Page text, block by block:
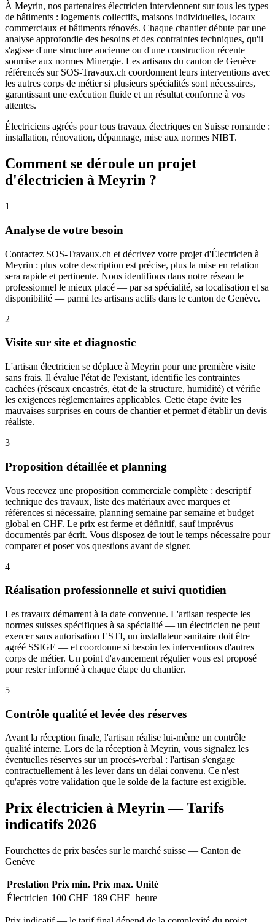
À Meyrin, nos partenaires électricien interviennent sur tous les types
de bâtiments : logements collectifs, maisons individuelles, locaux
commerciaux et bâtiments rénovés. Chaque chantier débute par une
analyse approfondie des besoins et des contraintes techniques, qu'il
s'agisse d'une structure ancienne ou d'une construction récente
soumise aux normes Minergie. Les artisans du canton de Genève
référencés sur SOS-Travaux.ch coordonnent leurs interventions avec
les autres corps de métier si plusieurs spécialités sont nécessaires,
garantissant une exécution fluide et un résultat conforme à vos
attentes.
Électriciens agréés pour tous travaux électriques en Suisse romande :
installation, rénovation, dépannage, mise aux normes NIBT.
Comment se déroule un projet
d'électricien à Meyrin ?
1
Analyse de votre besoin
Contactez SOS-Travaux.ch et décrivez votre projet d'Électricien à
Meyrin : plus votre description est précise, plus la mise en relation
sera rapide et pertinente. Nous identifions dans notre réseau le
professionnel le mieux placé — par sa spécialité, sa localisation et sa
disponibilité — parmi les artisans actifs dans le canton de Genève.
2
Visite sur site et diagnostic
L'artisan électricien se déplace à Meyrin pour une première visite
sans frais. Il évalue l'état de l'existant, identifie les contraintes
cachées (réseaux encastrés, état de la structure, humidité) et vérifie
les exigences réglementaires applicables. Cette étape évite les
mauvaises surprises en cours de chantier et permet d'établir un devis
réaliste.
3
Proposition détaillée et planning
Vous recevez une proposition commerciale complète : descriptif
technique des travaux, liste des matériaux avec marques et
références si nécessaire, planning semaine par semaine et budget
global en CHF. Le prix est ferme et définitif, sauf imprévus
documentés par écrit. Vous disposez de tout le temps nécessaire pour
comparer et poser vos questions avant de signer.
4
Réalisation professionnelle et suivi quotidien
Les travaux démarrent à la date convenue. L'artisan respecte les
normes suisses spécifiques à sa spécialité — un électricien ne peut
exercer sans autorisation ESTI, un installateur sanitaire doit être
agréé SSIGE — et coordonne si besoin les interventions d'autres
corps de métier. Un point d'avancement régulier vous est proposé
pour rester informé à chaque étape du chantier.
5
Contrôle qualité et levée des réserves
Avant la réception finale, l'artisan réalise lui-même un contrôle
qualité interne. Lors de la réception à Meyrin, vous signalez les
éventuelles réserves sur un procès-verbal : l'artisan s'engage
contractuellement à les lever dans un délai convenu. Ce n'est
qu'après votre validation que le solde de la facture est exigible.
Prix électricien à Meyrin — Tarifs
indicatifs 2026
Fourchettes de prix basées sur le marché suisse — Canton de
Genève
Prestation Prix min. Prix max. Unité
Électricien 100 CHF 189 CHF heure